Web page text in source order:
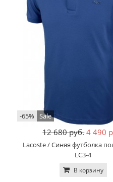
-65% Sale
12 680 руб. 4 490
Lacoste / Синяя футболка
LC3-4
В корзину